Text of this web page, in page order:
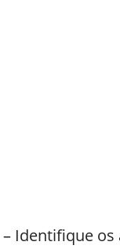
– Identifique